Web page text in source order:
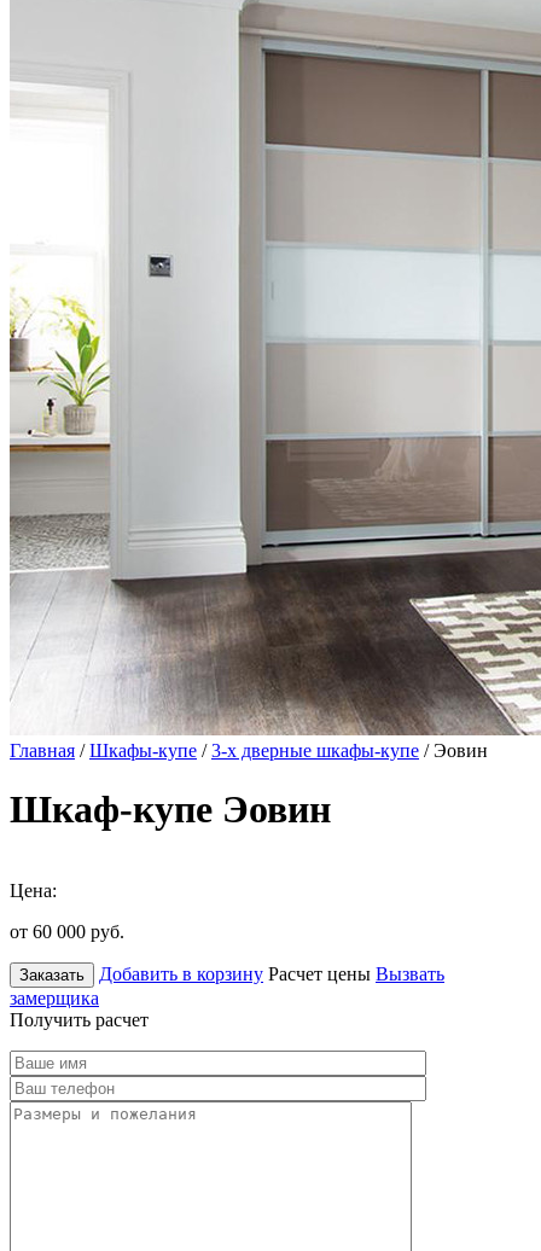
Главная /Шкафы-купе /3-х дверные шкафы-купе / Эовин
Шкаф-купе Эовин
Цена:
от 60 000 руб.
Заказать Добавить в корзину Расчет цены Вызвать
замерщика
Получить расчет